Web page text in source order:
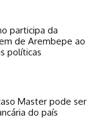
participa da
de Arembepe ao
políticas
Master pode ser
do país